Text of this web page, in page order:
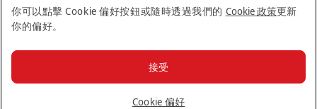
Cookie 政策
网络安全
网站地图
你可以點擊 Cookie 偏好按鈕或隨時透過我們的 Cookie 政策更新
你的偏好。
Cookie 偏好
接受